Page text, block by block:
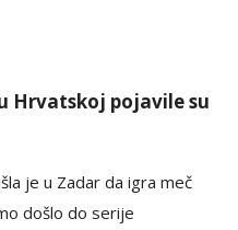
Hrvatskoj pojavile su
je u Zadar da igra meč
došlo do serije